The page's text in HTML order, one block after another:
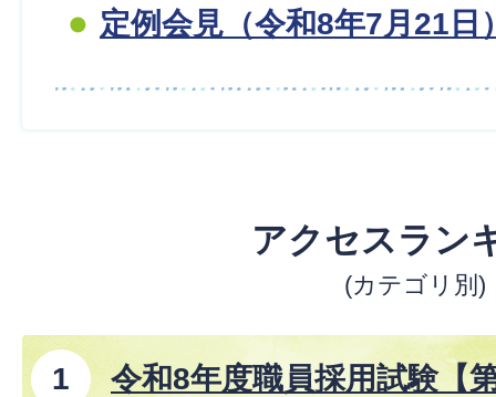
定例会見（令和8年7月21日
アクセスラン
(カテゴリ別)
令和8年度職員採用試験【